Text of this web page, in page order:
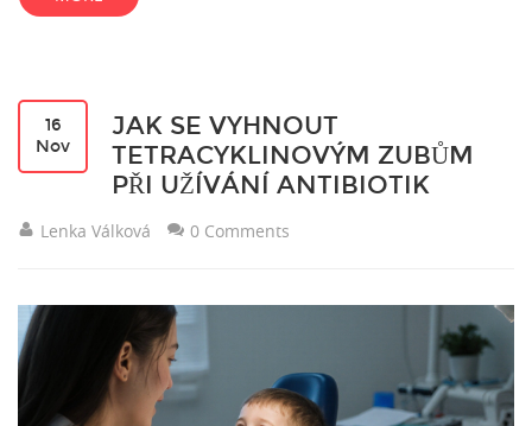
16
Nov
JAK SE VYHNOUT
TETRACYKLINOVÝM ZUBŮM
PŘI UŽÍVÁNÍ ANTIBIOTIK
Lenka Válková 0 Comments